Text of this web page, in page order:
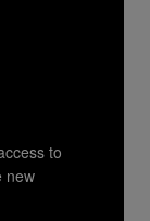
bavila
to
new